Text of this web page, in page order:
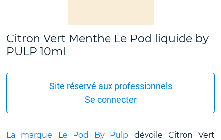
Citron Vert Menthe Le Pod liquide by
PULP 10ml
Site réservé aux professionnels
Se connecter
La marque Le Pod By Pulp dévoile Citron Vert